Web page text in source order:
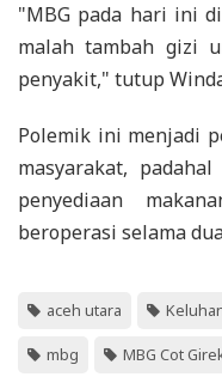
"MBG pada hari ini
malah tambah gizi
penyakit," tutup
Polemik ini menjadi
masyarakat,
penyediaan
beroperasi selama
aceh utara
mbg MBG Cot